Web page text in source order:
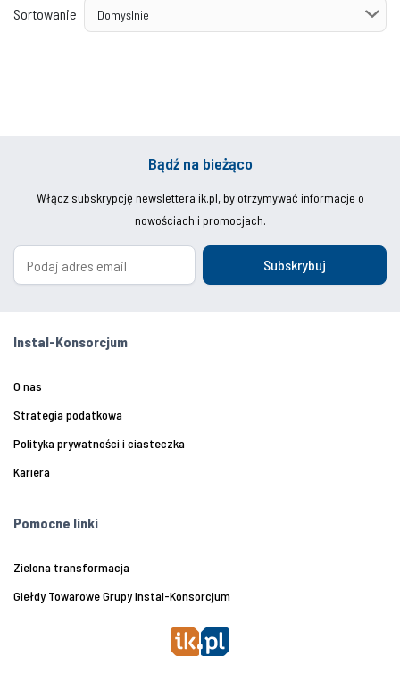
Sortowanie
Bądź na bieżąco
Włącz subskrypcję newslettera ik.pl, by otrzymywać informacje o
nowościach i promocjach.
Subskrybuj
Instal-Konsorcjum
O nas
Strategia podatkowa
Polityka prywatności i ciasteczka
Kariera
Pomocne linki
Zielona transformacja
Giełdy Towarowe Grupy Instal-Konsorcjum